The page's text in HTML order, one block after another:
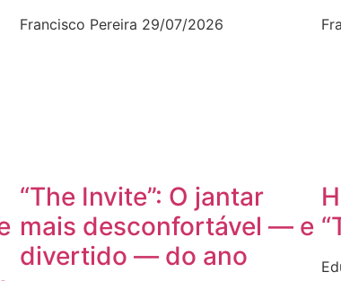
Francisco Pereira 29/07/2026
“The Invite”: O jantar
mais desconfortável — e
divertido — do ano